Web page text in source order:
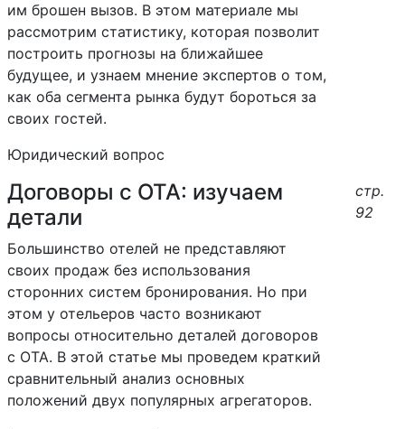
им брошен вызов. В этом материале мы
рассмотрим статистику, которая позволит
построить прогнозы на ближайшее
будущее, и узнаем мнение экспертов о том,
как оба сегмента рынка будут бороться за
своих гостей.
Юридический вопрос
Договоры с ОТА: изучаем
детали
Большинство отелей не представляют
своих продаж без использования
сторонних систем бронирования. Но при
этом у отельеров часто возникают
вопросы относительно деталей договоров
с OTA. В этой статье мы проведем краткий
сравнительный анализ основных
положений двух популярных агрегаторов.
стр.
92